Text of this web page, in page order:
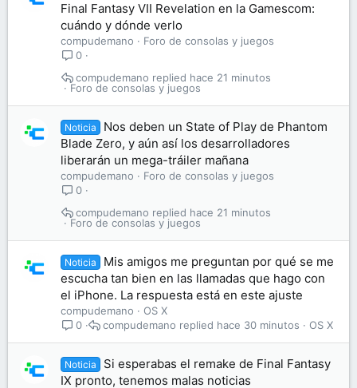
Final Fantasy VII Revelation en la Gamescom:
cuándo y dónde verlo
compudemano
Foro de consolas y juegos
0
Foro de consolas y juegos
hace 21 minutos
compudemano
Noticia
Nos deben un State of Play de Phantom
Blade Zero, y aún así los desarrolladores
liberarán un mega-tráiler mañana
compudemano
Foro de consolas y juegos
0
Foro de consolas y juegos
hace 21 minutos
compudemano
Noticia
Mis amigos me preguntan por qué se me
escucha tan bien en las llamadas que hago con
el iPhone. La respuesta está en este ajuste
compudemano
OS X
0
OS X
hace 30 minutos
compudemano
Noticia
Si esperabas el remake de Final Fantasy
IX pronto, tenemos malas noticias